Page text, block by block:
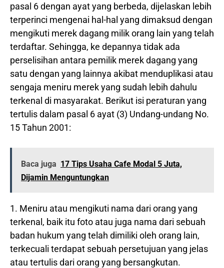
pasal 6 dengan ayat yang berbeda, dijelaskan lebih
terperinci mengenai hal-hal yang dimaksud dengan
mengikuti merek dagang milik orang lain yang telah
terdaftar. Sehingga, ke depannya tidak ada
perselisihan antara pemilik merek dagang yang
satu dengan yang lainnya akibat menduplikasi atau
sengaja meniru merek yang sudah lebih dahulu
terkenal di masyarakat. Berikut isi peraturan yang
tertulis dalam pasal 6 ayat (3) Undang-undang No.
15 Tahun 2001:
Baca juga 17 Tips Usaha Cafe Modal 5 Juta,
Dijamin Menguntungkan
1. Meniru atau mengikuti nama dari orang yang
terkenal, baik itu foto atau juga nama dari sebuah
badan hukum yang telah dimiliki oleh orang lain,
terkecuali terdapat sebuah persetujuan yang jelas
atau tertulis dari orang yang bersangkutan.